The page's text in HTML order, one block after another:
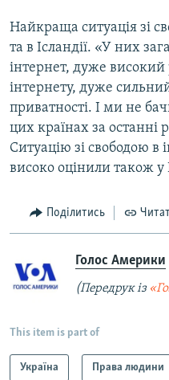
Найкраща ситуація зі
та в Ісландії. «У них
інтернет, дуже високий
інтернету, дуже
приватності. І ми не
цих країнах за останні
Ситуацію зі свободою в
високо оцінили також у
Поділитись
Голос Америки
(Передрук із
This item is part of
Україна Права людини